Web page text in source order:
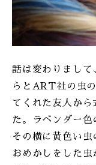
話は変わりまして
らとART社の虫
てくれた友人から
た。ラベンダー色
その横に黄色い虫
おめかしをした